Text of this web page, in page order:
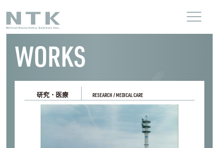
WORKS
研究・医療 RESEARCH / MEDICAL CARE